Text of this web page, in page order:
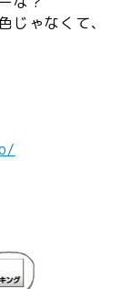
じゃなくて、